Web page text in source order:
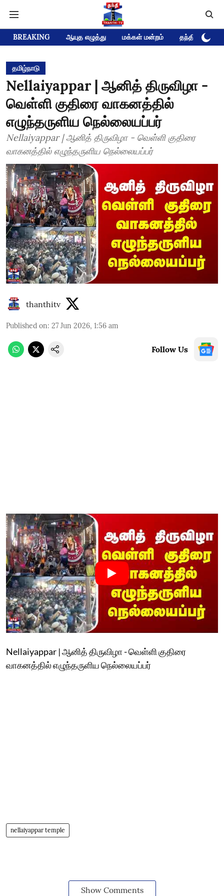
BREAKING ஆயுத எழுத்து மக்கள் மன்றம் தந்தி டிவி
தமிழ்நாடு
Nellaiyappar | ஆனித் திருவிழா -
வெள்ளி குதிரை வாகனத்தில்
எழுந்தருளிய நெல்லையப்பர்
Nellaiyappar | ஆனித் திருவிழா - வெள்ளி குதிரை
வாகனத்தில் எழுந்தருளிய நெல்லையப்பர்
thanthitv
Published on: 27 Jun 2026, 1:56 am
Follow Us
Nellaiyappar | ஆனித் திருவிழா - வெள்ளி குதிரை
வாகனத்தில் எழுந்தருளிய நெல்லையப்பர்
nellaiyappar temple
Show Comments